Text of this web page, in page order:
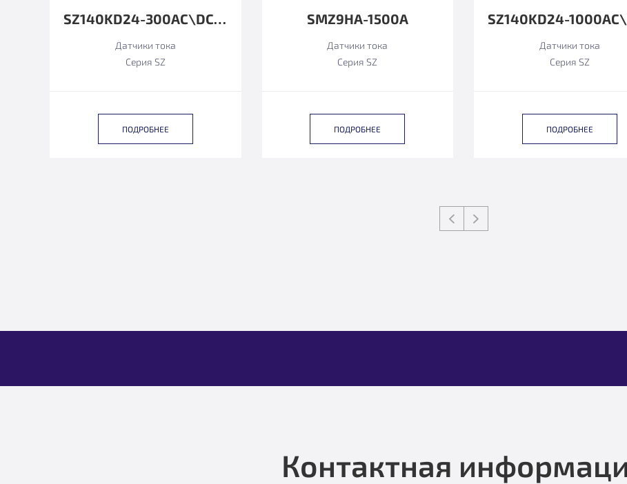
SZ140KD24-300AC\DC4-20MA
Датчики тока
Серия SZ
ПОДРОБНЕЕ
SMZ9HA-1500А
Датчики тока
Серия SZ
ПОДРОБНЕЕ
Датчики тока
Серия SZ
ПОДРОБНЕЕ
Контактная